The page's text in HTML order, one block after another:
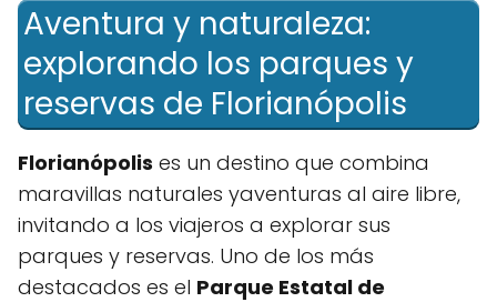
Aventura y naturaleza:
explorando los parques y⁣
reservas de Florianópolis
Florianópolis es un destino que ​combina
maravillas‍ naturales yaventuras al aire libre,
invitando a los ​viajeros a explorar sus
parques y reservas. Uno de los más
destacados es el Parque Estatal de